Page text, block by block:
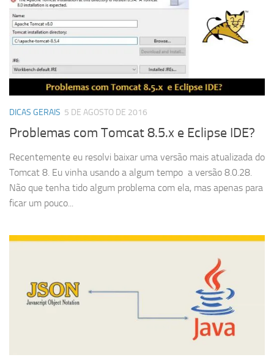
DICAS GERAIS 5 DE AGOSTO DE 2016
Problemas com Tomcat 8.5.x e Eclipse IDE?
Recentemente eu resolvi baixar uma versão mais atualizada do
Tomcat 8. Eu vinha usando a algum tempo a versão 8.0.28.
Não que tenha tido algum problema com ela, mas apenas para
ficar um pouco...